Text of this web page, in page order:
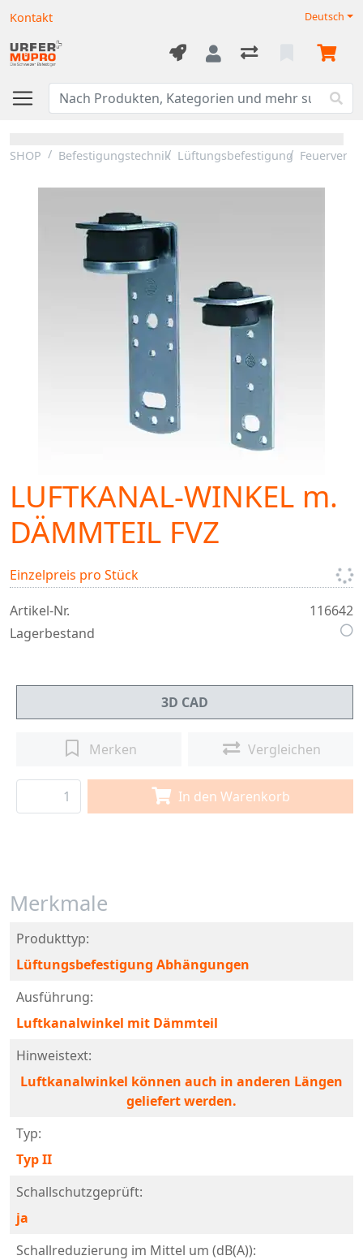
Kontakt Deutsch
SHOP Befestigungstechnik Lüftungsbefestigung
LUFTKANAL-WINKEL m.
DÄMMTEIL FVZ
Einzelpreis pro Stück
Artikel-Nr.
116642
Lagerbestand
3D CAD
Merken Vergleichen
In den Warenkorb
Merkmale
Produkttyp:
Lüftungsbefestigung Abhängungen
Ausführung:
Luftkanalwinkel mit Dämmteil
Hinweistext:
Luftkanalwinkel können auch in anderen Längen
geliefert werden.
Typ:
Typ II
Schallschutzgeprüft:
ja
Schallreduzierung im Mittel um (dB(A)):